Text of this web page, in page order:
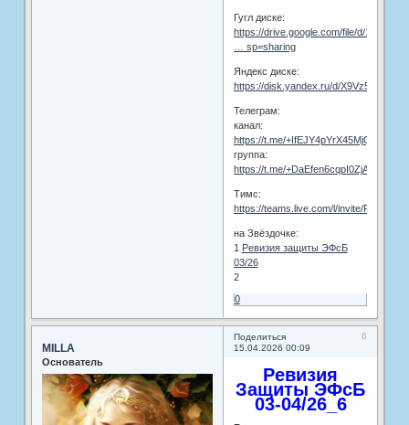
Гугл диске:
https://drive.google.com/file/d/
… sp=sharing
Яндекс диске:
https://disk.yandex.ru/d/
Телеграм:
канал:
https://t.me/+IfEJY4pYrX45MjQy
группа:
https://t.me/+DaEfen6cqpI0ZjAy
Тимс:
https://teams.live.com/l/invite/
на Звёздочке:
1 Ревизия защиты ЭФсБ
03/26
2
0
Поделиться
6
15.04.2026 00:09
MILLA
Основатель
Ревизия
Защиты ЭФсБ
03-04/26_6